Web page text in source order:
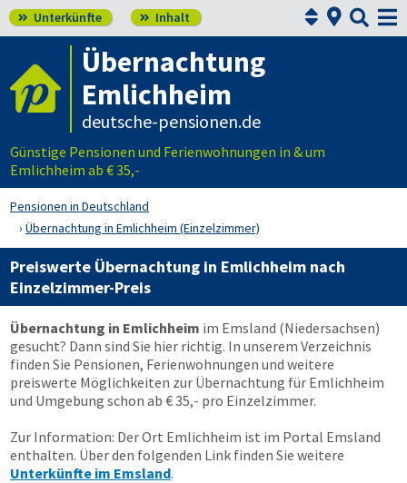
 Unterkünfte  Inhalt  

Übernachtung
Emlichheim
deutsche-pensionen.de
Günstige Pensionen und Ferienwohnungen in & um
Emlichheim ab € 35,-
Pensionen in Deutschland
Übernachtung in Emlichheim (Einzelzimmer)
Preiswerte Übernachtung in Emlichheim nach
Einzelzimmer-Preis
Übernachtung in Emlichheim im Emsland (Niedersachsen)
gesucht? Dann sind Sie hier richtig. In unserem Verzeichnis
finden Sie Pensionen, Ferienwohnungen und weitere
preiswerte Möglichkeiten zur Übernachtung für Emlichheim
und Umgebung schon ab € 35,- pro Einzelzimmer.
Zur Information: Der Ort Emlichheim ist im Portal Emsland
enthalten. Über den folgenden Link finden Sie weitere
Unterkünfte im Emsland.